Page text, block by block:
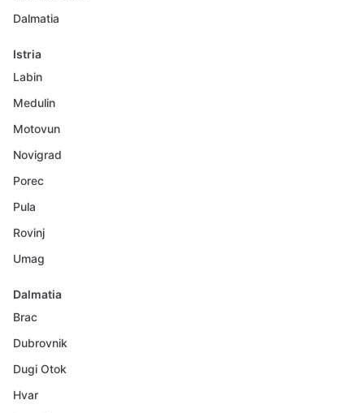
Dalmatia
Istria
Labin
Medulin
Motovun
Novigrad
Porec
Pula
Rovinj
Umag
Dalmatia
Brac
Dubrovnik
Dugi Otok
Hvar